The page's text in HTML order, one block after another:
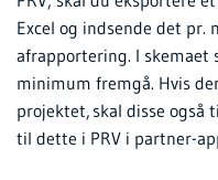
Excel og indsende det pr.
afrapportering. I skemaet
minimum fremgå. Hvis
projektet, skal disse også
til dette i PRV i partner-